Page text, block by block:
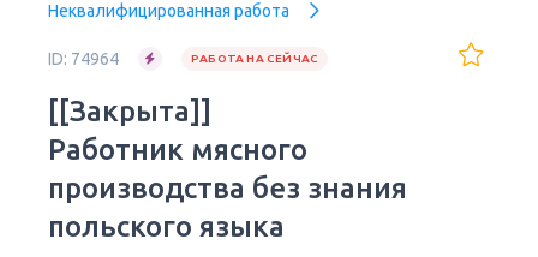
Неквалифицированная работа
ID: 74964 РАБОТА НА СЕЙЧАС
[[Закрыта]]
Работник мясного
производства без знания
польского языка